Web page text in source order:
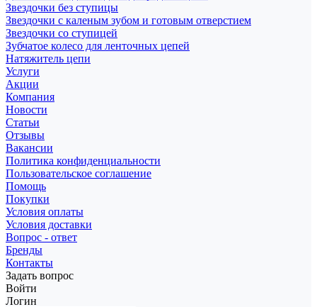
Звездочки без ступицы
Звездочки с каленым зубом и готовым отверстием
Звездочки со ступицей
Зубчатое колесо для ленточных цепей
Натяжитель цепи
Услуги
Акции
Компания
Новости
Статьи
Отзывы
Вакансии
Политика конфиденциальности
Пользовательское соглашение
Помощь
Покупки
Условия оплаты
Условия доставки
Вопрос - ответ
Бренды
Контакты
Задать вопрос
Войти
Логин